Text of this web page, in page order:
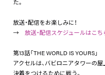
た。
放送・配信をお楽しみに！
→ 放送・配信スケジュールはこち
第13話「THE WORLD IS YOURS」
アクセルは、バビロニアタワーの
決着をつけるために戦う。